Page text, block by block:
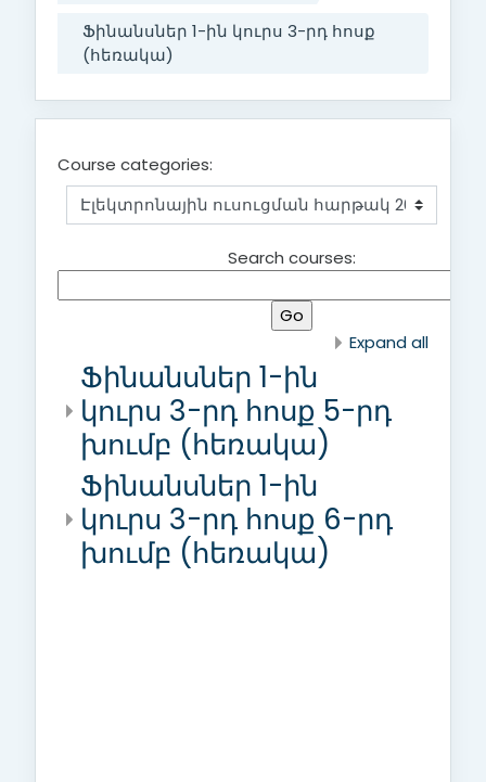
Ֆինանսներ 1-ին կուրս 3-րդ հոսք
(հեռակա)
Course categories:
Expand all
Ֆինանսներ 1-ին
կուրս 3-րդ հոսք 5-րդ
խումբ (հեռակա)
Ֆինանսներ 1-ին
կուրս 3-րդ հոսք 6-րդ
խումբ (հեռակա)